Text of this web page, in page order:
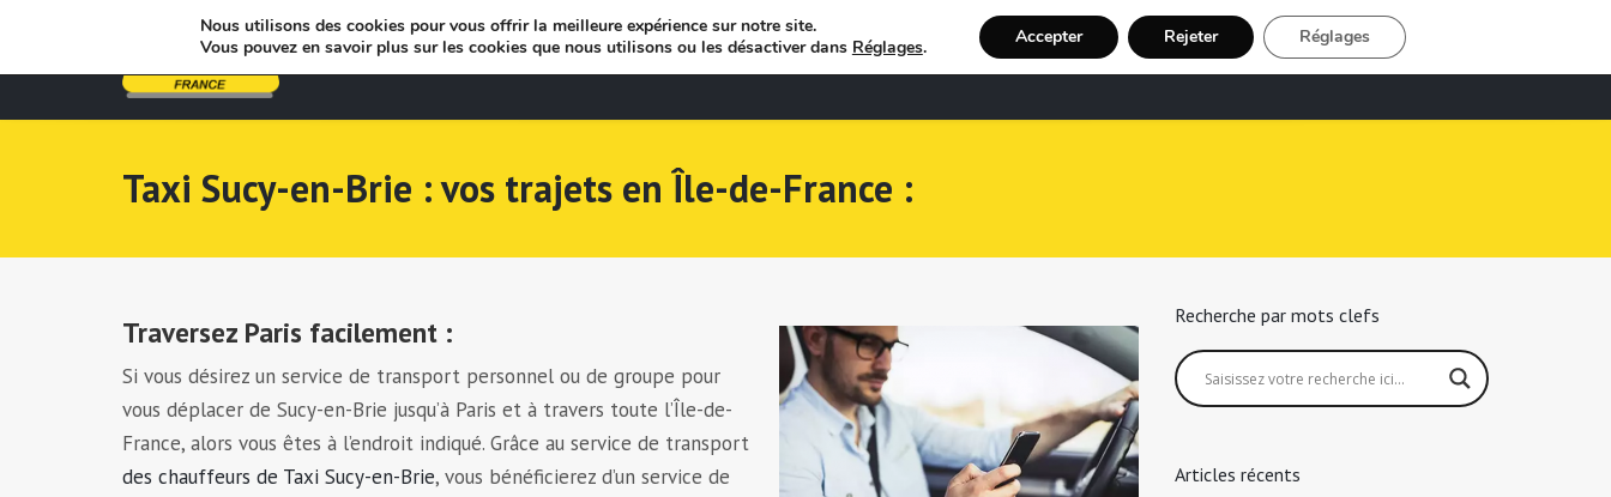
Bienvenue Recherche Chauffeur Taxi Inscription
Taxi Sucy-en-Brie : vos trajets en Île-de-France :
Traversez Paris facilement :
Si vous désirez un service de transport personnel ou de groupe pour
vous déplacer de Sucy-en-Brie jusqu’à Paris et à travers toute l’Île-de-
France, alors vous êtes à l’endroit indiqué. Grâce au service de transport
des chauffeurs de Taxi Sucy-en-Brie, vous bénéficierez d’un service de
Recherche par mots clefs
Articles récents
Nous utilisons des cookies pour vous offrir la meilleure expérience sur notre site.
Vous pouvez en savoir plus sur les cookies que nous utilisons ou les désactiver dans Réglages. Accepter Rejeter Réglages